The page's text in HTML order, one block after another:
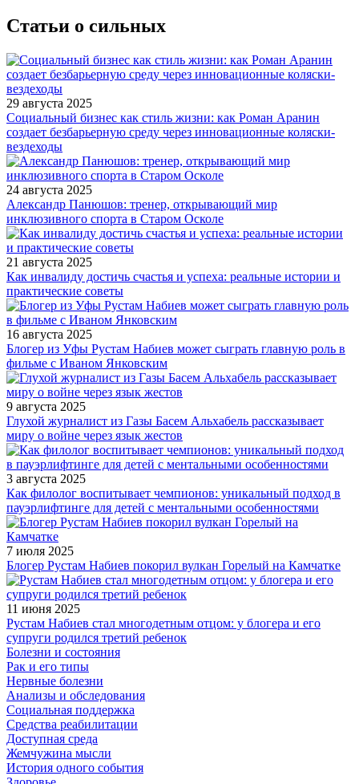
Статьи о сильных
29 августа 2025
Социальный бизнес как стиль жизни: как Роман Аранин
создает безбарьерную среду через инновационные коляски-
вездеходы
24 августа 2025
Александр Панюшов: тренер, открывающий мир
инклюзивного спорта в Старом Осколе
21 августа 2025
Как инвалиду достичь счастья и успеха: реальные истории и
практические советы
16 августа 2025
Блогер из Уфы Рустам Набиев может сыграть главную роль в
фильме с Иваном Янковским
9 августа 2025
Глухой журналист из Газы Басем Альхабель рассказывает
миру о войне через язык жестов
3 августа 2025
Как филолог воспитывает чемпионов: уникальный подход в
пауэрлифтинге для детей с ментальными особенностями
7 июля 2025
Блогер Рустам Набиев покорил вулкан Горелый на Камчатке
11 июня 2025
Рустам Набиев стал многодетным отцом: у блогера и его
супруги родился третий ребенок
Болезни и состояния
Рак и его типы
Нервные болезни
Анализы и обследования
Социальная поддержка
Средства реабилитации
Доступная среда
Жемчужина мысли
История одного события